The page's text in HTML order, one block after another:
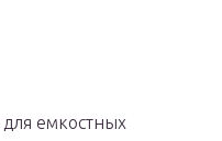
емкостных